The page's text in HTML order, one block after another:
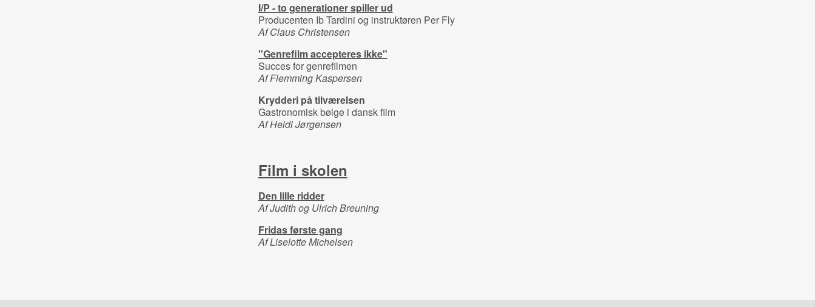
I/P - to generationer spiller ud
Producenten Ib Tardini og instruktøren Per Fly
Af Claus Christensen
"Genrefilm accepteres ikke"
Succes for genrefilmen
Af Flemming Kaspersen
Krydderi på tilværelsen
Gastronomisk bølge i dansk film
Af Heidi Jørgensen
Film i skolen
Den lille ridder
Af Judith og Ulrich Breuning
Fridas første gang
Af Liselotte Michelsen